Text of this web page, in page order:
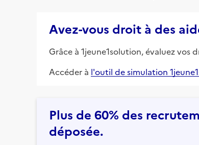
Avez-vous droit à des
Grâce à 1jeune1solution, évaluez vos
Accéder à l'outil de simulation
Plus de 60% des
déposée.